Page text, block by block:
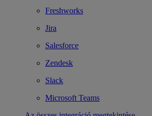
Freshworks
Jira
Salesforce
Zendesk
Slack
Microsoft Teams